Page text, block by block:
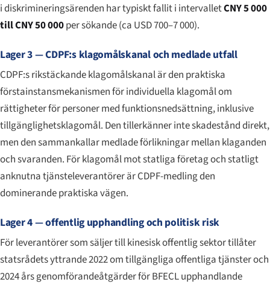
i diskrimineringsärenden har typiskt fallit i intervalletCNY 5 000
till CNY 50 000per sökande (ca USD 700–7 000).
Lager 3 — CDPF:s klagomålskanal och medlade utfall
CDPF:s rikstäckande klagomålskanal är den praktiska
förstainstansmekanismen för individuella klagomål om
rättigheter för personer med funktionsnedsättning, inklusive
tillgänglighetsklagomål. Den tillerkänner inte skadestånd direkt,
men den sammankallar medlade förlikningar mellan klaganden
och svaranden. För klagomål mot statliga företag och statligt
anknutna tjänsteleverantörer är CDPF-medling den
dominerande praktiska vägen.
Lager 4 — offentlig upphandling och politisk risk
För leverantörer som säljer till kinesisk offentlig sektor tillåter
statsrådets yttrande 2022 om tillgängliga offentliga tjänster och
2024 års genomförandeåtgärder för BFECL upphandlande